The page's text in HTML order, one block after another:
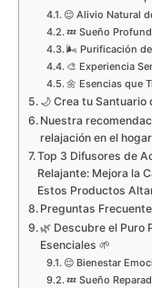
😌 Alivio Natural
💤 Sueño
🌬️ Purificación
🎨 Experiencia
🌼 Esencias que
🌙 Crea tu
Nuestra
relajación en el hogar
Top 3 Difusores de
Relajante: Mejora la
Estos Productos
Preguntas
🌿 Descubre el Puro
Esenciales 🌱
😌 Bienestar
💤 Sueño